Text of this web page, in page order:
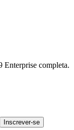
Enterprise completa.
Inscrever-se